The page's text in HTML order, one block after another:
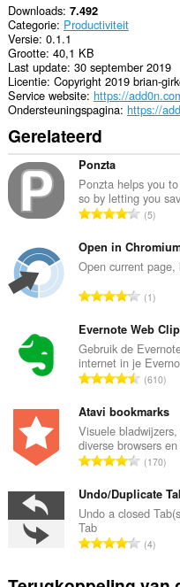
Downloads 7.492
Categorie Productiviteit
Versie 0.1.1
Grootte 40,1 KB
Last update 30 september 2019
Licentie Copyright 2019 brian-
Service website https://
Ondersteuningspagina https://
Gerelateerd
Ponzta
Ponzta helps you
so by letting you
T
t
a
l
a
n
t
a
l
w
a
a
d
e
i
5
Open in
Open current
T
t
a
a
l
a
n
t
a
l
w
a
d
1
Evernote Web
Gebruik de
internet in je
T
t
a
a
l
a
n
t
a
610
Atavi bookmarks
Visuele
diverse browsers
T
t
a
l
170
Undo/Duplicate
Undo a closed
Tab
T
t
4